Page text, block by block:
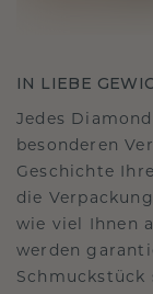
IN LIEBE
Jedes
besonderen
Geschichte
die
wie viel Ihnen
werden
Schmuckstück